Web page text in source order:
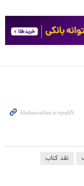
نقد کتاب